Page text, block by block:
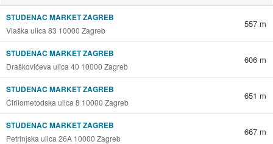
STUDENAC MARKET ZAGREB
Vlaška ulica 83 10000 Zagreb
557 m
STUDENAC MARKET ZAGREB
Draškovićeva ulica 40 10000 Zagreb
606 m
STUDENAC MARKET ZAGREB
Ćirilometodska ulica 8 10000 Zagreb
651 m
STUDENAC MARKET ZAGREB
Petrinjska ulica 26A 10000 Zagreb
667 m